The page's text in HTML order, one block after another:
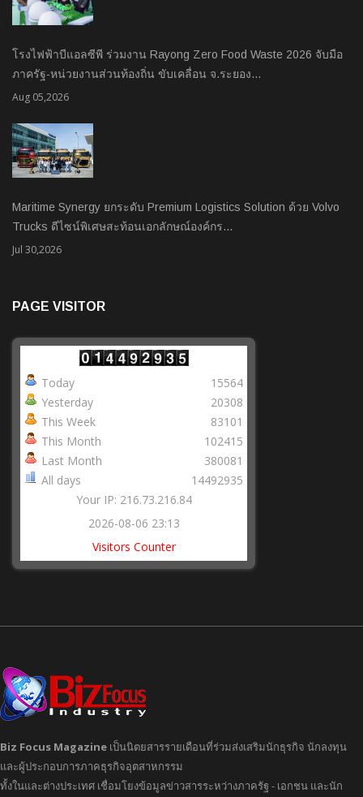
โรงไฟฟ้าบีแอลซีพี ร่วมงาน Rayong Zero Food Waste 2026 จับมือ
ภาครัฐ-หน่วยงานส่วนท้องถิ่น ขับเคลื่อน จ.ระยอง…
Aug 05,2026
Maritime Synergy ยกระดับ Premium Logistics Solution ด้วย Volvo
Trucks ดีไซน์พิเศษสะท้อนเอกลักษณ์องค์กร…
Jul 30,2026
PAGE VISITOR
Today
Yesterday
This Week
This Month
Last Month
All days
15564
20308
83101
102415
380081
14492935
Your IP: 216.73.216.84
2026-08-06 23:13
Visitors Counter
Biz Focus Magazine เป็นนิตยสารรายเดือนที่ร่วมส่งเสริมนักธุรกิจ นักลงทุน
และผู้ประกอบการภาคธุรกิจอุตสาหกรรม
ทั้งในและต่างประเทศ เชื่อมโยงข้อมูลข่าวสารระหว่างภาครัฐ - เอกชน และนัก